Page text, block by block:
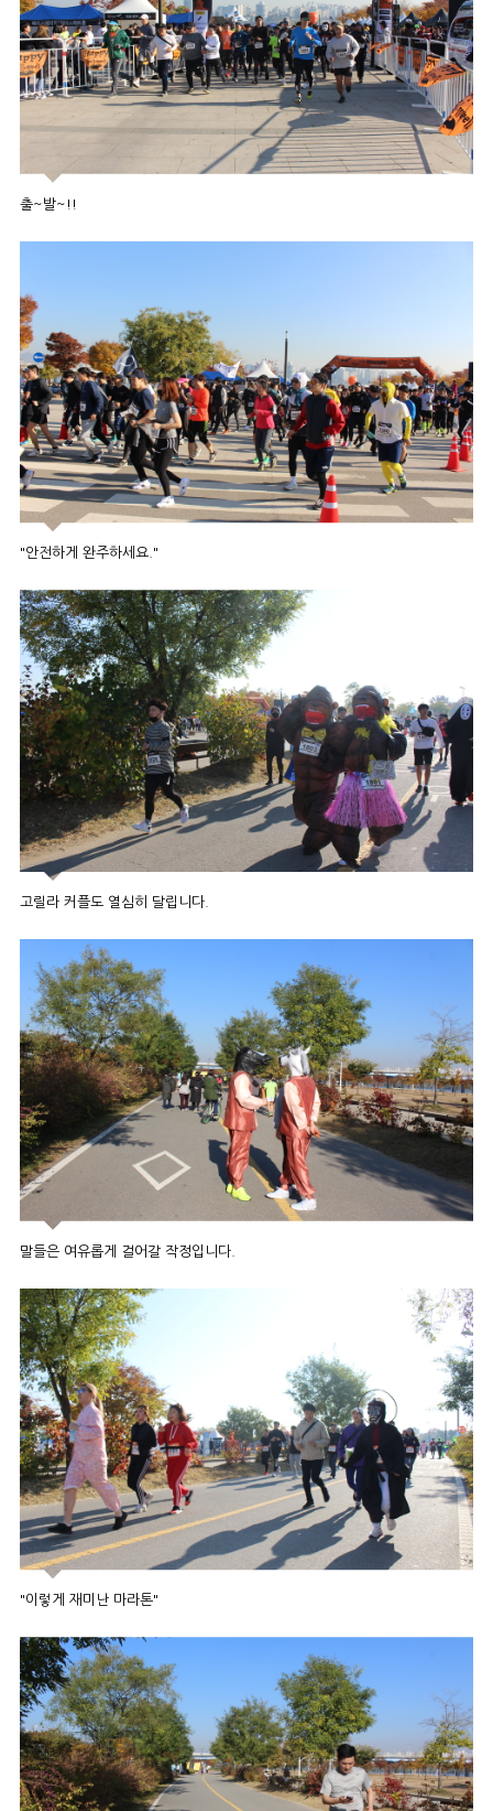
출~발~!!
"안전하게 완주하세요."
고릴라 커플도 열심히 달립니다.
말들은 여유롭게 걸어갈 작정입니다.
"이렇게 재미난 마라톤"